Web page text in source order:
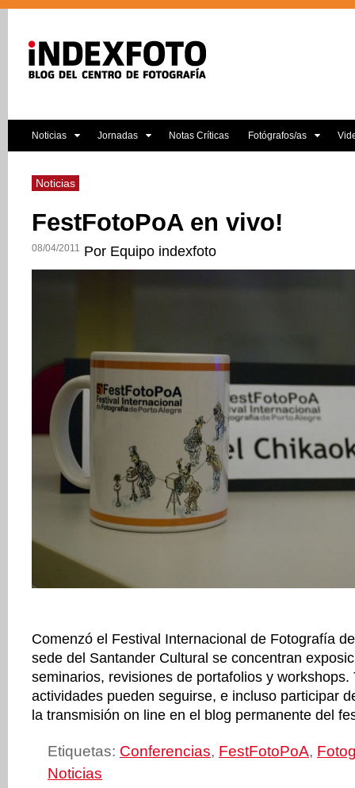
Noticias Jornadas Notas Críticas Fotógrafos/as
Noticias
FestFotoPoA en vivo!
08/04/2011 Por Equipo indexfoto
Comenzó el Festival Internacional de Fotografía
sede del Santander Cultural se concentran
seminarios, revisiones de portafolios y workshops.
actividades pueden seguirse, e incluso participar
la transmisión on line en el blog permanente del
Etiquetas: Conferencias, FestFotoPoA,
Noticias